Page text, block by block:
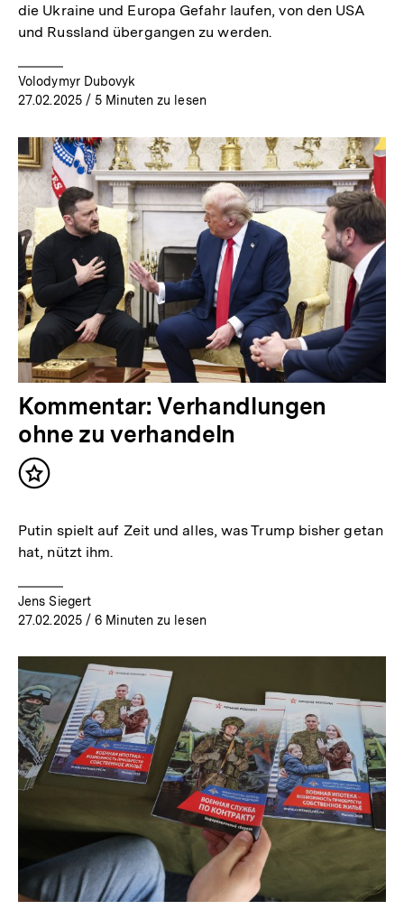
die Ukraine und Europa Gefahr laufen, von den USA
und Russland übergangen zu werden.
Volodymyr Dubovyk
27.02.2025/ 5 Minuten zu lesen
Kommentar: Verhandlungen
ohne zu verhandeln
Inhalt
Putin spielt auf Zeit und alles, was Trump bisher getan
hat, nützt ihm.
Jens Siegert
27.02.2025/ 6 Minuten zu lesen